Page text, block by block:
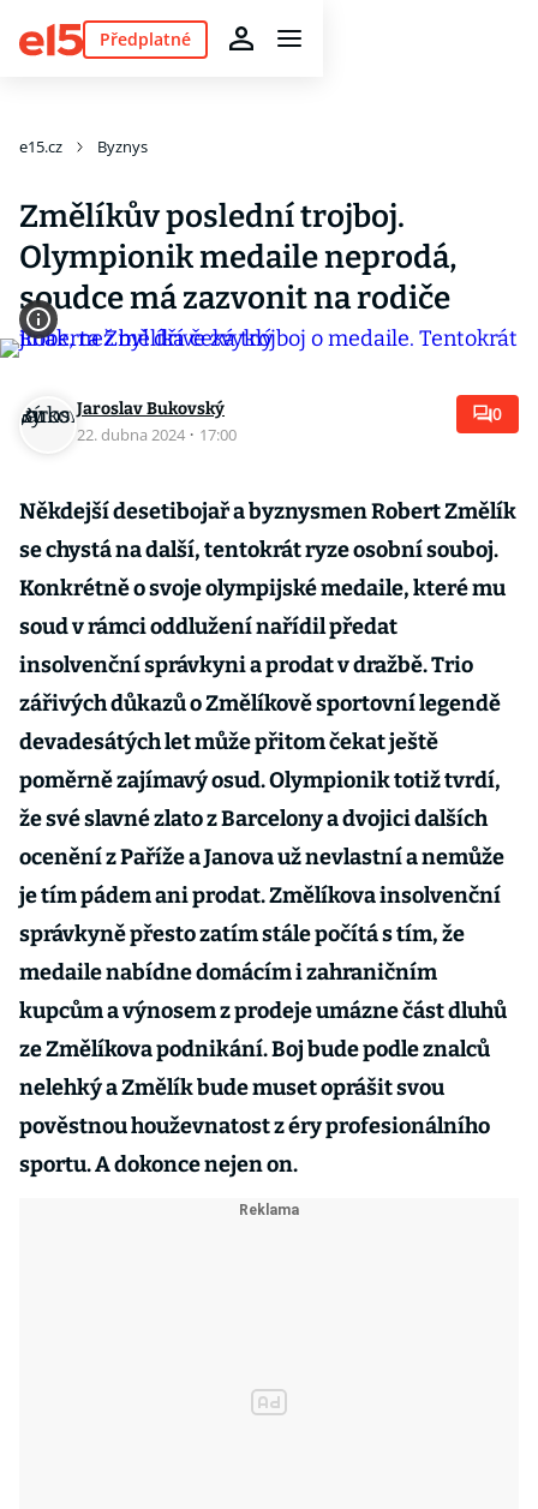
Předplatné
e15.cz Byznys
Změlíkův poslední trojboj.
Olympionik medaile neprodá,
soudce má zazvonit na rodiče
Jaroslav Bukovský
22. dubna 2024 · 17:00
0
Někdejší desetibojař a byznysmen Robert Změlík
se chystá na další, tentokrát ryze osobní souboj.
Konkrétně o svoje olympijské medaile, které mu
soud v rámci oddlužení nařídil předat
insolvenční správkyni a prodat v dražbě. Trio
zářivých důkazů o Změlíkově sportovní legendě
devadesátých let může přitom čekat ještě
poměrně zajímavý osud. Olympionik totiž tvrdí,
že své slavné zlato z Barcelony a dvojici dalších
ocenění z Paříže a Janova už nevlastní a nemůže
je tím pádem ani prodat. Změlíkova insolvenční
správkyně přesto zatím stále počítá s tím, že
medaile nabídne domácím i zahraničním
kupcům a výnosem z prodeje umázne část dluhů
ze Změlíkova podnikání. Boj bude podle znalců
nelehký a Změlík bude muset oprášit svou
pověstnou houževnatost z éry profesionálního
sportu. A dokonce nejen on.